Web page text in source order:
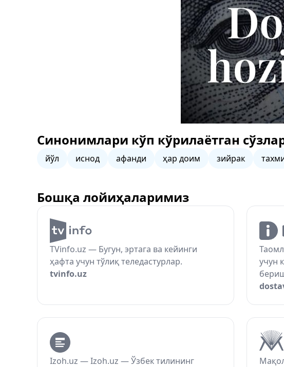
Синонимлари кўп кўрилаётган
йўл иснод афанди ҳар доим зийрак
Бошқа лойиҳаларимиз
TVinfo.uz — Бугун, эртага ва кейинги
ҳафта учун тўлиқ теледастурлар.
tvinfo.uz
учун
Izoh.uz — Izoh.uz — Ўзбек тилининг